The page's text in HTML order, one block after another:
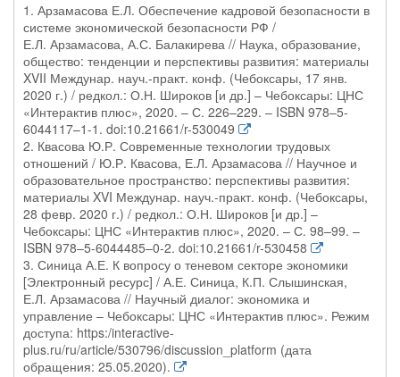
1. Арзамасова Е.Л. Обеспечение кадровой безопасности в
системе экономической безопасности РФ /
Е.Л. Арзамасова, А.С. Балакирева // Наука, образование,
общество: тенденции и перспективы развития: материалы
XVII Междунар. науч.-практ. конф. (Чебоксары, 17 янв.
2020 г.) / редкол.: О.Н. Широков [и др.] – Чебоксары: ЦНС
«Интерактив плюс», 2020. – С. 226–229. – ISBN 978–5-
6044117–1-1. doi:10.21661/r-530049
2. Квасова Ю.Р. Современные технологии трудовых
отношений / Ю.Р. Квасова, Е.Л. Арзамасова // Научное и
образовательное пространство: перспективы развития:
материалы XVI Междунар. науч.-практ. конф. (Чебоксары,
28 февр. 2020 г.) / редкол.: О.Н. Широков [и др.] –
Чебоксары: ЦНС «Интерактив плюс», 2020. – С. 98–99. –
ISBN 978–5-6044485–0-2. doi:10.21661/r-530458
3. Синица А.Е. К вопросу о теневом секторе экономики
[Электронный ресурс] / А.Е. Синица, К.П. Слышинская,
Е.Л. Арзамасова // Научный диалог: экономика и
управление – Чебоксары: ЦНС «Интерактив плюс». Режим
доступа: https:/interactive-
plus.ru/ru/article/530796/discussion_platform (дата
обращения: 25.05.2020).